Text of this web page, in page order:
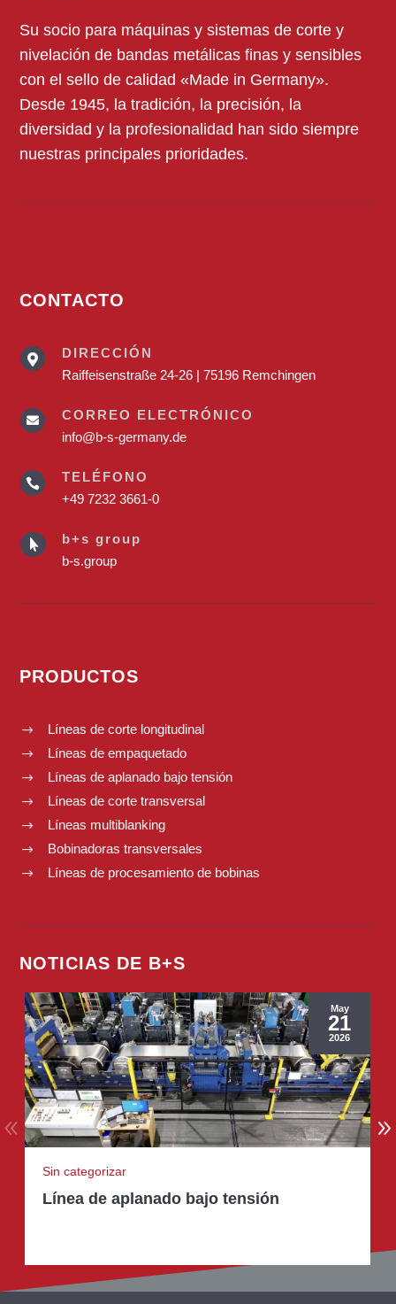
Su socio para máquinas y sistemas de corte y
nivelación de bandas metálicas finas y sensibles
con el sello de calidad «Made in Germany».
Desde 1945, la tradición, la precisión, la
diversidad y la profesionalidad han sido siempre
nuestras principales prioridades.
CONTACTO

DIRECCIÓN
Raiffeisenstraße 24-26 | 75196 Remchingen

CORREO ELECTRÓNICO
info@b-s-germany.de

TELÉFONO
+49 7232 3661-0

b+s group
b-s.group
PRODUCTOS
$ Líneas de corte longitudinal
$ Líneas de empaquetado
$ Líneas de aplanado bajo tensión
$ Líneas de corte transversal
$ Líneas multiblanking
$ Bobinadoras transversales
$ Líneas de procesamiento de bobinas
NOTICIAS DE B+S
May
21
2026
Sin categorizar
Línea de aplanado bajo tensión